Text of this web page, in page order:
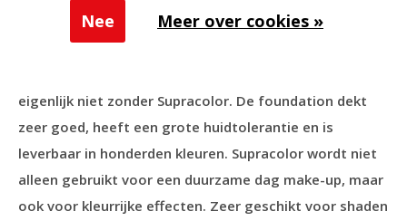
Productomschrijving
Supracolor is een cream make-up die al decennia zeer
eigenlijk niet zonder Supracolor. De foundation dekt
zeer goed, heeft een grote huidtolerantie en is
leverbaar in honderden kleuren. Supracolor wordt niet
alleen gebruikt voor een duurzame dag make-up, maar
ook voor kleurrijke effecten. Zeer geschikt voor shaden
Nee Meer over cookies »